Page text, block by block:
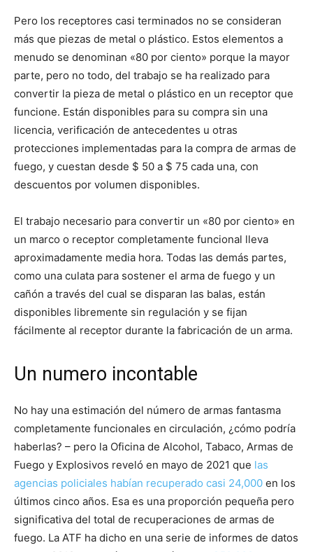
Pero los receptores casi terminados no se consideran
más que piezas de metal o plástico. Estos elementos a
menudo se denominan «80 por ciento» porque la mayor
parte, pero no todo, del trabajo se ha realizado para
convertir la pieza de metal o plástico en un receptor que
funcione. Están disponibles para su compra sin una
licencia, verificación de antecedentes u otras
protecciones implementadas para la compra de armas de
fuego, y cuestan desde $ 50 a $ 75 cada una, con
descuentos por volumen disponibles.
El trabajo necesario para convertir un «80 por ciento» en
un marco o receptor completamente funcional lleva
aproximadamente media hora. Todas las demás partes,
como una culata para sostener el arma de fuego y un
cañón a través del cual se disparan las balas, están
disponibles libremente sin regulación y se fijan
fácilmente al receptor durante la fabricación de un arma.
Un numero incontable
No hay una estimación del número de armas fantasma
completamente funcionales en circulación, ¿cómo podría
haberlas? – pero la Oficina de Alcohol, Tabaco, Armas de
Fuego y Explosivos reveló en mayo de 2021 que las
agencias policiales habían recuperado casi 24,000 en los
últimos cinco años. Esa es una proporción pequeña pero
significativa del total de recuperaciones de armas de
fuego. La ATF ha dicho en una serie de informes de datos